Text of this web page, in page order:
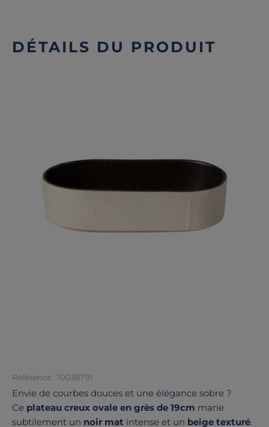
DÉTAILS DU PRODUIT
Référence : 10038791
Envie de courbes douces et une élégance sobre ?
Ce plateau creux ovale en grès de 19cm marie
subtilement un noir mat intense et un beige texturé.